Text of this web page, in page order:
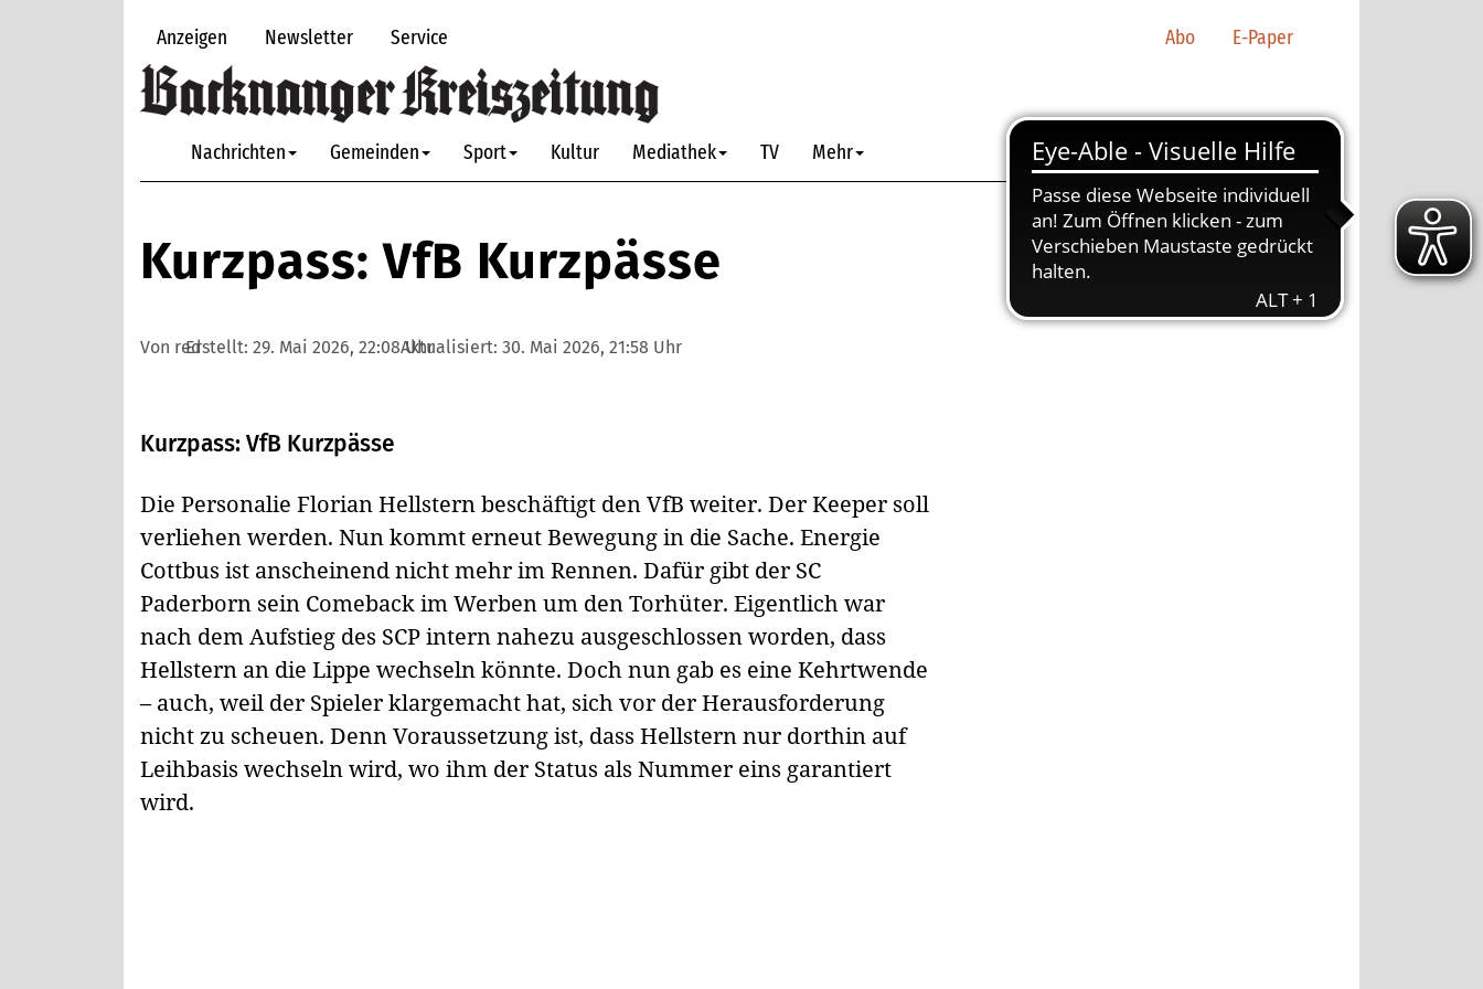
Anzeigen Newsletter Service Abo E-Paper
Nachrichten Gemeinden Sport Kultur Mediathek TV Mehr
Kurzpass: VfB Kurzpässe
Von redErstellt: 29. Mai 2026, 22:08 UhrAktualisiert: 30. Mai 2026, 21:58 Uhr
Kurzpass: VfB Kurzpässe
Die Personalie Florian Hellstern beschäftigt den VfB weiter. Der Keeper soll
verliehen werden. Nun kommt erneut Bewegung in die Sache. Energie
Cottbus ist anscheinend nicht mehr im Rennen. Dafür gibt der SC
Paderborn sein Comeback im Werben um den Torhüter. Eigentlich war
nach dem Aufstieg des SCP intern nahezu ausgeschlossen worden, dass
Hellstern an die Lippe wechseln könnte. Doch nun gab es eine Kehrtwende
– auch, weil der Spieler klargemacht hat, sich vor der Herausforderung
nicht zu scheuen. Denn Voraussetzung ist, dass Hellstern nur dorthin auf
Leihbasis wechseln wird, wo ihm der Status als Nummer eins garantiert
wird.